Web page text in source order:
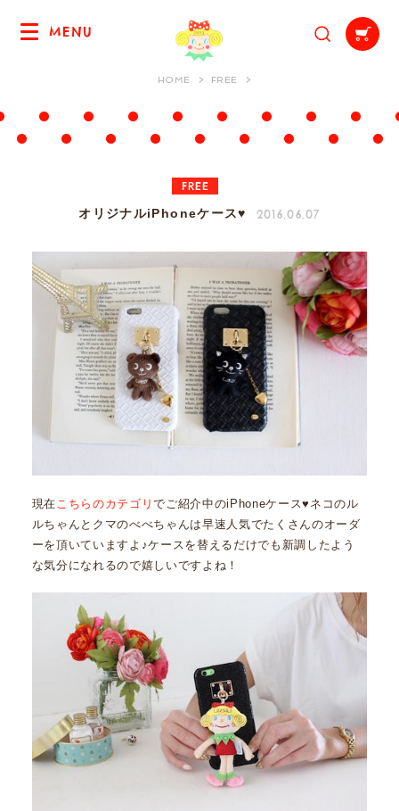
MENU
HOME FREE
FREE
オリジナルiPhoneケース♥ 2016.06.07
現在 こちらのカテゴリでご紹介中のiPhoneケース♥ネコのル
ルちゃんとクマのべべちゃんは早速人気でたくさんのオーダ
ーを頂いていますよ♪ケースを替えるだけでも新調したよう
な気分になれるので嬉しいですよね！